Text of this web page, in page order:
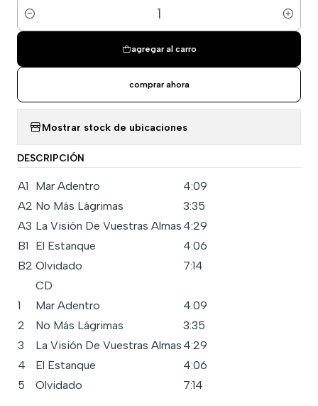
Cantidad
agregar al carro
comprar ahora
Mostrar stock de ubicaciones
DESCRIPCIÓN
A1 Mar Adentro
4:09
A2 No Más Lágrimas
3:35
A3 La Visión De Vuestras Almas 4:29
B1
El Estanque
4:06
B2 Olvidado
7:14
CD
1
Mar Adentro
4:09
2
No Más Lágrimas
3:35
3
La Visión De Vuestras Almas 4:29
4
El Estanque
4:06
5
Olvidado 7:14